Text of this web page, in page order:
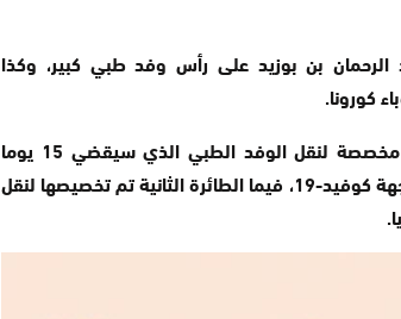
الرحمان بن بوزيد على رأس وفد طبي كبير، وكذا
كورونا.
وأرسلت الجزائر طائرتين إثنتين إلى انواكشوط، الأولى مخصصة لنقل الوفد الطبي الذي سيقضي 15 يوما
بمستشفيات موريتانيا لمساندة الأطقم الطبية في مواجهة كوفيد-19، فيما الطائرة الثانية تم تخصيصها لنقل